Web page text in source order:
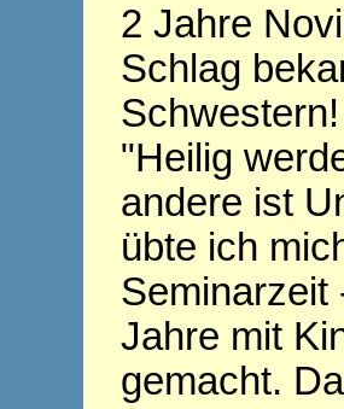
2 Jahre
Schlag
"Heilig
andere ist
übte ich
Seminarzeit
Jahre mit
gemacht.